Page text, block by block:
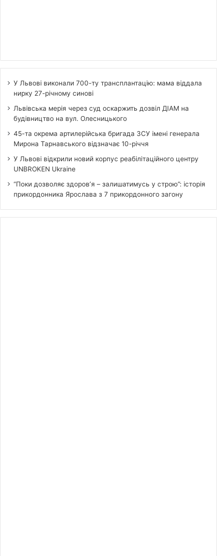
У Львові виконали 700-ту трансплантацію: мама віддала
нирку 27-річному синові
Львівська мерія через суд оскаржить дозвіл ДІАМ на
будівництво на вул. Олесницького
45-та окрема артилерійська бригада ЗСУ імені генерала
Мирона Тарнавського відзначає 10-річчя
У Львові відкрили новий корпус реабілітаційного центру
UNBROKEN Ukraine
“Поки дозволяє здоров’я – залишатимусь у строю”: історія
прикордонника Ярослава з 7 прикордонного загону